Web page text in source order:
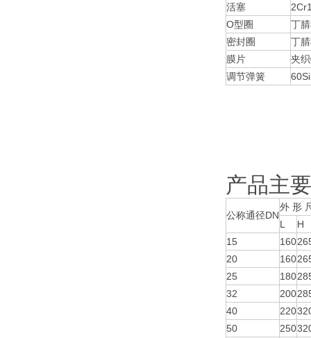
活塞
O型圈
丁
密封圈
丁
膜片
夹
调节弹簧
产品主
公称通径DN
外 形
L
H
15
160
20
160
25
180
32
200
40
220
50
250